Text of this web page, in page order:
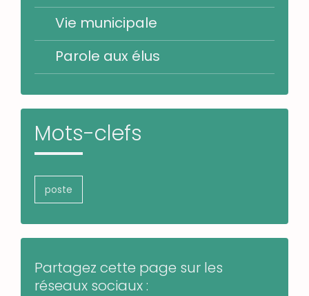
Vie municipale
Parole aux élus
Mots-clefs
poste
Partagez cette page sur les
réseaux sociaux :